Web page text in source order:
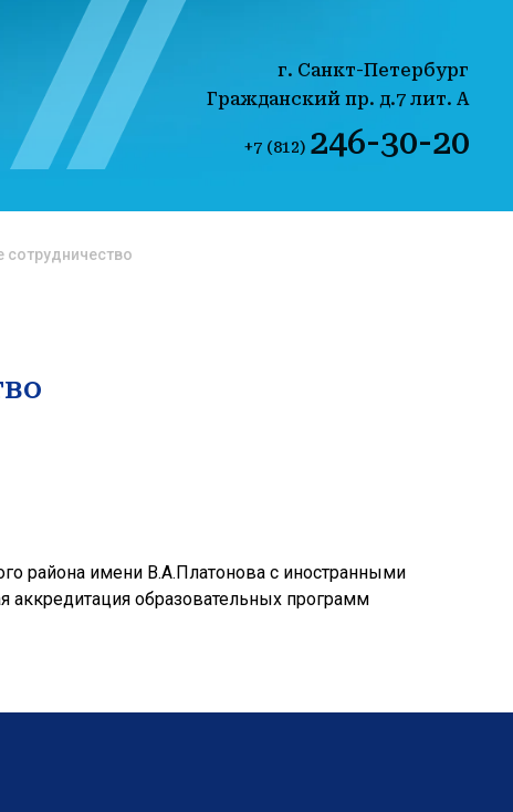
Гражданский пр. д.7 лит. А
г. Санкт-Петербург
+7 (812) 246-30-20
района имени В.А.Платонова с иностранными
аккредитация образовательных программ